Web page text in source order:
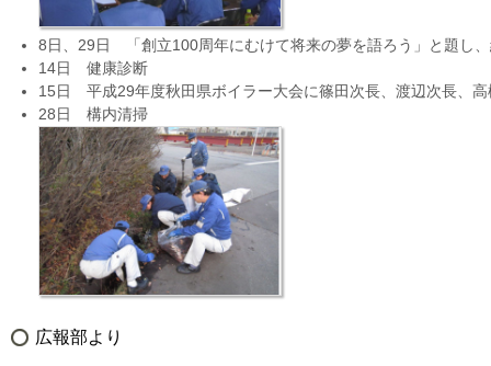
8日、29日 「創立100周年にむけて将来の夢を語ろう」と題し
14日 健康診断
15日 平成29年度秋田県ボイラー大会に篠田次長、渡辺次長、高
28日 構内清掃
広報部より